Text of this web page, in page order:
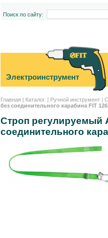
Поиск по сайту:
Электроинструмент
Главная | Каталог. | Ручной инструмент |
без соединительного карабина FIT
Строп регулируемый
соединительного